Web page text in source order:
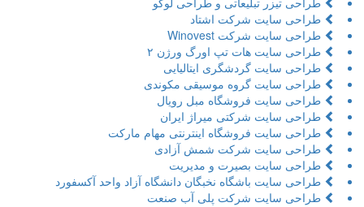
طراحی سایت شرکت اشتاد
طراحی سایت شرکت Winovest
طراحی سایت هات تپ اورگ ورژن ۲
طراحی سایت گردشگری ایتالیایی
طراحی سایت گروه موسیقی مکوندی
طراحی سایت فروشگاه مبل رویال
طراحی سایت شرکتی میراژ ایران
طراحی سایت فروشگاه اینترنتی مهام مارکت
طراحی سایت شرکت شمش آزادی
طراحی سایت بصیرت و مدیریت
طراحی سایت باشگاه نخبگان دانشگاه آزاد واحد آکسفورد
طراحی سایت شرکت پلی آب صنعت